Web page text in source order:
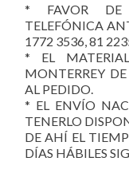
* FAVOR DE
TELEFÓNICA
1772 3536, 81
* EL
MONTERREY
AL PEDIDO.
* EL ENVÍO
TENERLO
DE AHÍ EL
DÍAS HÁBILES